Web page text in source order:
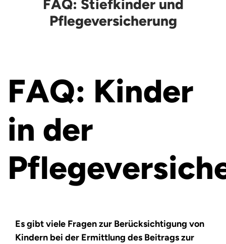
FAQ: Stiefkinder und
Pflegeversicherung
FAQ: Kinder
in der
Es gibt viele Fragen zur Berücksichtigung von
Kindern bei der Ermittlung des Beitrags zur